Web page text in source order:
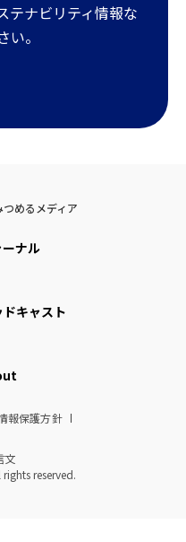
テナビリティ情報な
。
めるメディア
ーナル
ドキャスト
報保護方針
文
reserved.